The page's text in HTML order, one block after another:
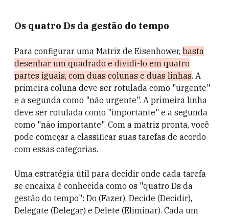
Os quatro Ds da gestão do tempo
Para configurar uma Matriz de Eisenhower, basta
desenhar um quadrado e dividi-lo em quatro
partes iguais, com duas colunas e duas linhas. A
primeira coluna deve ser rotulada como "urgente"
e a segunda como "não urgente". A primeira linha
deve ser rotulada como "importante" e a segunda
como "não importante". Com a matriz pronta, você
pode começar a classificar suas tarefas de acordo
com essas categorias.
Uma estratégia útil para decidir onde cada tarefa
se encaixa é conhecida como os "quatro Ds da
gestão do tempo": Do (Fazer), Decide (Decidir),
Delegate (Delegar) e Delete (Eliminar). Cada um